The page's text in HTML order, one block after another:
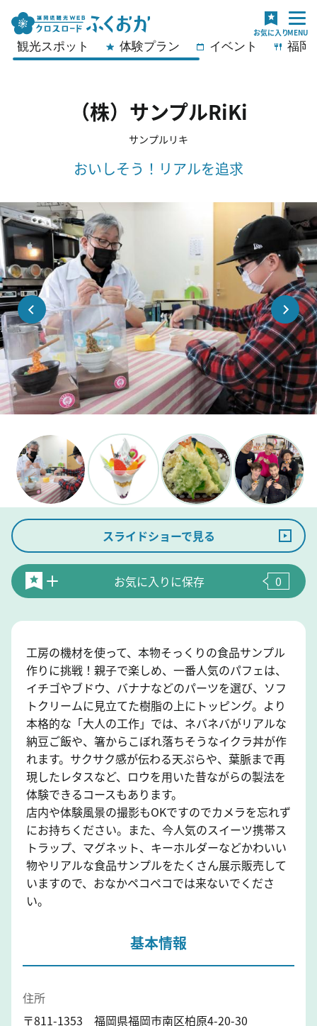
観光スポット 体験プラン イベント 福岡
（株）サンプルRiKi
サンプルリキ
おいしそう！リアルを追求
スライドショーで見る
お気に入りに保存 0
工房の機材を使って、本物そっくりの食品サンプル
作りに挑戦！親子で楽しめ、一番人気のパフェは、
イチゴやブドウ、バナナなどのパーツを選び、ソフ
トクリームに見立てた樹脂の上にトッピング。より
本格的な「大人の工作」では、ネバネバがリアルな
納豆ご飯や、箸からこぼれ落ちそうなイクラ丼が作
れます。サクサク感が伝わる天ぷらや、葉脈まで再
現したレタスなど、ロウを用いた昔ながらの製法を
体験できるコースもあります。
店内や体験風景の撮影もOKですのでカメラを忘れず
にお持ちください。また、今人気のスイーツ携帯ス
トラップ、マグネット、キーホルダーなどかわいい
物やリアルな食品サンプルをたくさん展示販売して
いますので、おなかペコペコでは来ないでくださ
い。
基本情報
住所
〒811-1353 福岡県福岡市南区柏原4-20-30